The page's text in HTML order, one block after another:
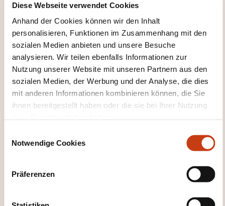
Diese Webseite verwendet Cookies
Anhand der Cookies können wir den Inhalt
personalisieren, Funktionen im Zusammenhang mit den
sozialen Medien anbieten und unsere Besuche
analysieren. Wir teilen ebenfalls Informationen zur
Nutzung unserer Website mit unseren Partnern aus den
sozialen Medien, der Werbung und der Analyse, die dies
mit anderen Informationen kombinieren können, die Sie
ihnen bereitgestellt haben oder die sie bei Ihrer Nutzung
Notwendige Cookies
Präferenzen
Anmeldefrist
05.12.2026
Sich anmelden
Weiterbildungsinstitut